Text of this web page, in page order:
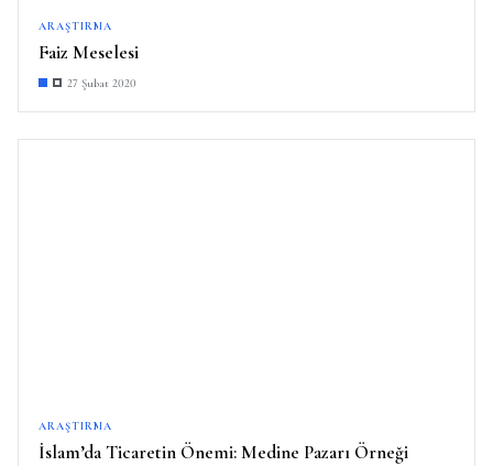
ARAŞTIRMA
Faiz Meselesi
27 Şubat 2020
ARAŞTIRMA
İslam’da Ticaretin Önemi: Medine Pazarı Örneği